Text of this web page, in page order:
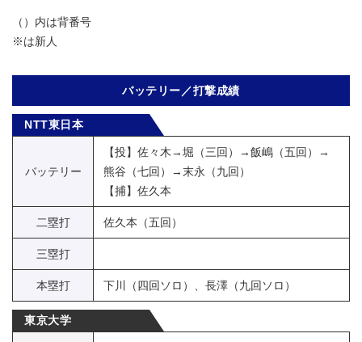
（）内は背番号
※は新人
バッテリー／打撃成績
NTT東日本
バッテリー
【投】佐々木→堀（三回）→飯嶋（五回）→
熊谷（七回）→末永（九回）
【捕】佐久本
二塁打 佐久本（五回）
三塁打
本塁打 下川（四回ソロ）、長澤（九回ソロ）
東京大学